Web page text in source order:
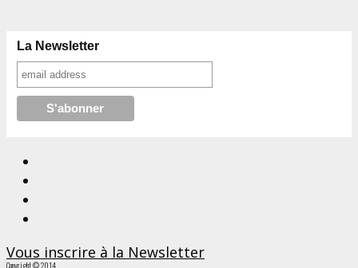
La Newsletter
Vous inscrire à la Newsletter
Copyright © 2014